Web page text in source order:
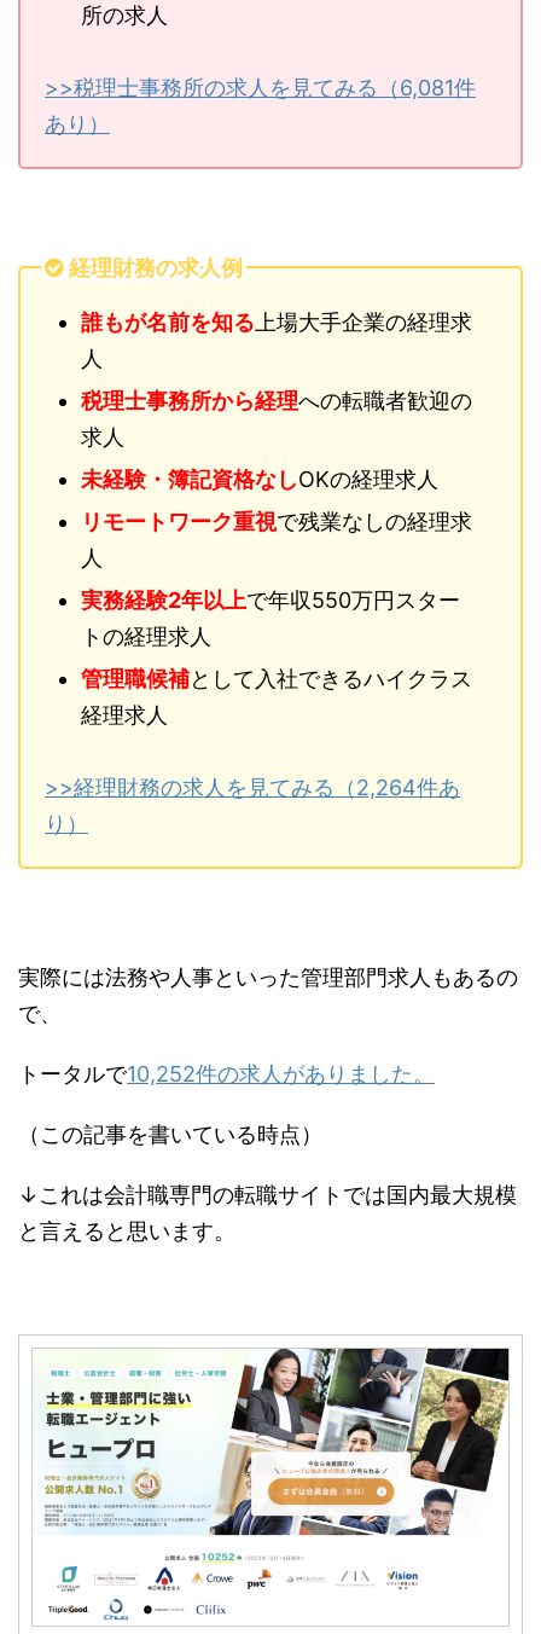
所の求人
>>税理士事務所の求人を見てみる（6,081件
あり）
経理財務の求人例
誰もが名前を知る 上場大手企業の経理求
人
税理士事務所から経理への転職者歓迎の
求人
未経験・簿記資格なしOKの経理求人
リモートワーク重視で残業なしの経理求
人
実務経験2年以上で年収550万円スター
トの経理求人
管理職候補として入社できるハイクラス
経理求人
>>経理財務の求人を見てみる（2,264件あ
り）
実際には法務や人事といった管理部門求人もあるの
で、
トータルで10,252件の求人がありました。
（この記事を書いている時点）
↓これは会計職専門の転職サイトでは国内最大規模
と言えると思います。